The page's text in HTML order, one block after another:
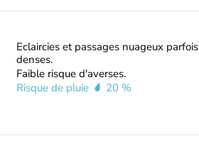
Eclaircies et passages nuageux parfois
denses.
Faible risque d'averses.
Risque de pluie
20 %